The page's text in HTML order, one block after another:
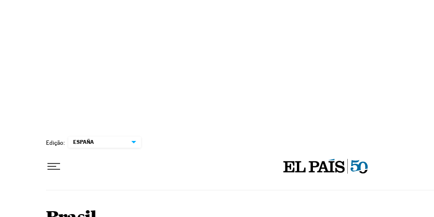
Edição: ESPAÑA